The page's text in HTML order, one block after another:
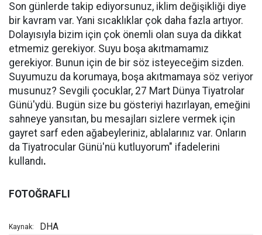
Son günlerde takip ediyorsunuz, iklim değişikliği diye
bir kavram var. Yani sıcaklıklar çok daha fazla artıyor.
Dolayısıyla bizim için çok önemli olan suya da dikkat
etmemiz gerekiyor. Suyu boşa akıtmamamız
gerekiyor. Bunun için de bir söz isteyeceğim sizden.
Suyumuzu da korumaya, boşa akıtmamaya söz veriyor
musunuz? Sevgili çocuklar, 27 Mart Dünya Tiyatrolar
Günü'ydü. Bugün size bu gösteriyi hazırlayan, emeğini
sahneye yansıtan, bu mesajları sizlere vermek için
gayret sarf eden ağabeyleriniz, ablalarınız var. Onların
da Tiyatrocular Günü'nü kutluyorum" ifadelerini
kullandı.
FOTOĞRAFLI
Kaynak: DHA